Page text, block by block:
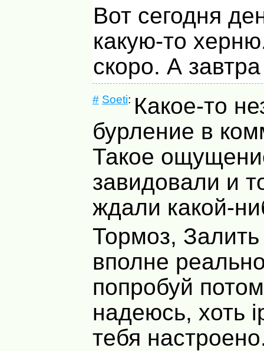
Вот сегодня
какую-то
скоро. А
# Soeti: Какое-то
бурление в
Такое
завидовали и
ждали какой-
Тормоз, Залить
вполне
попробуй
надеюсь, хоть
тебя